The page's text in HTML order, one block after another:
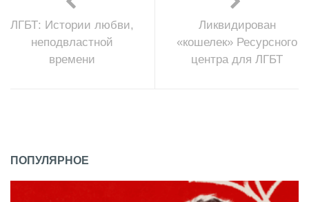
ЛГБТ: Истории любви,
неподвластной
времени
Ликвидирован
«кошелек» Ресурсного
центра для ЛГБТ
ПОПУЛЯРНОЕ